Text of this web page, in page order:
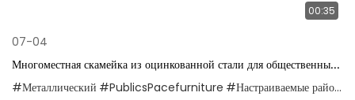
00:35
07-04
Многоместная скамейка из оцинкованной стали для общественных
зон ожидания
#Металлический #PublicsPacefurniture #Настраиваемые районы